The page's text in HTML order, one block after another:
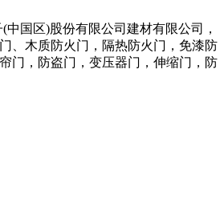
中国区)股份有限公司建材有限公司，
、木质防火门，隔热防火门，免漆防
门，防盗门，变压器门，伸缩门，防